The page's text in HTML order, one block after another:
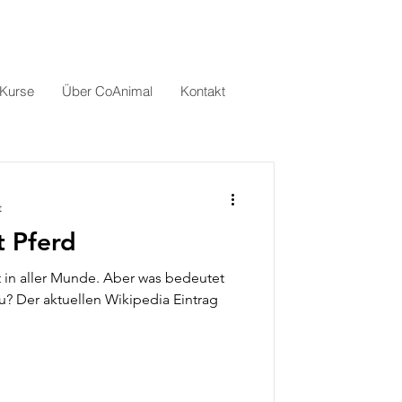
Über CoAnimal Kontakt
Pferd
aller Munde. Aber was bedeutet
Der aktuellen Wikipedia Eintrag